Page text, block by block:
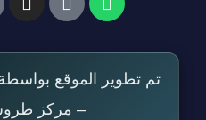
تم تطوير الموقع
– مركز